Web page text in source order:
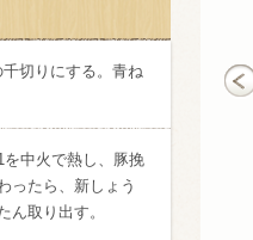
切りにする。青ね
中火で熱し、豚挽
ったら、新しょう
ん取り出す。
信州富士見町産 甲州
750ml瓶
2026年7月14日新発売